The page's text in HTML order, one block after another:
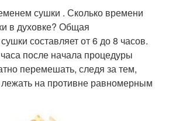
сушки . Сколько времени
в духовке? Общая
составляет от 6 до 8 часов.
после начала процедуры
перемешать, следя за тем,
на противне равномерным